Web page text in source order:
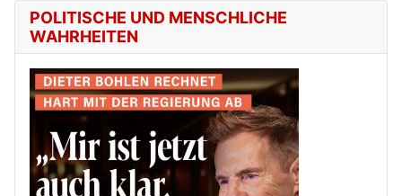
POLITISCHE UND MENSCHLICHE
WAHRHEITEN